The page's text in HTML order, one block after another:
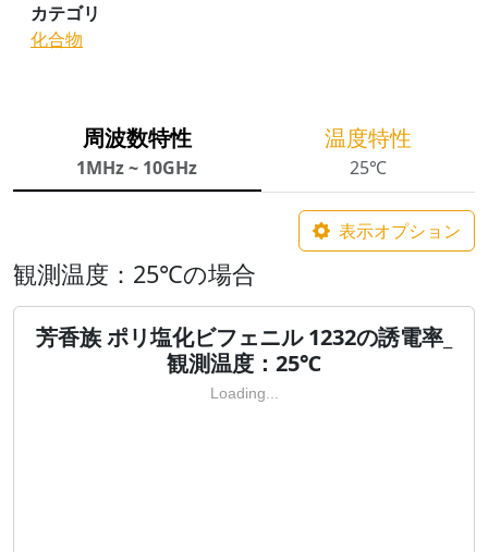
カテゴリ
化合物
周波数特性
1MHz ~ 10GHz
温度特性
25℃
表示オプション
観測温度：25℃の場合
芳香族 ポリ塩化ビフェニル 1232の誘電率_
観測温度：25℃
Loading...